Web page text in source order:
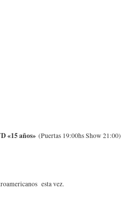
«15 años» (Puertas 19:00hs Show 21:00)
esta vez.